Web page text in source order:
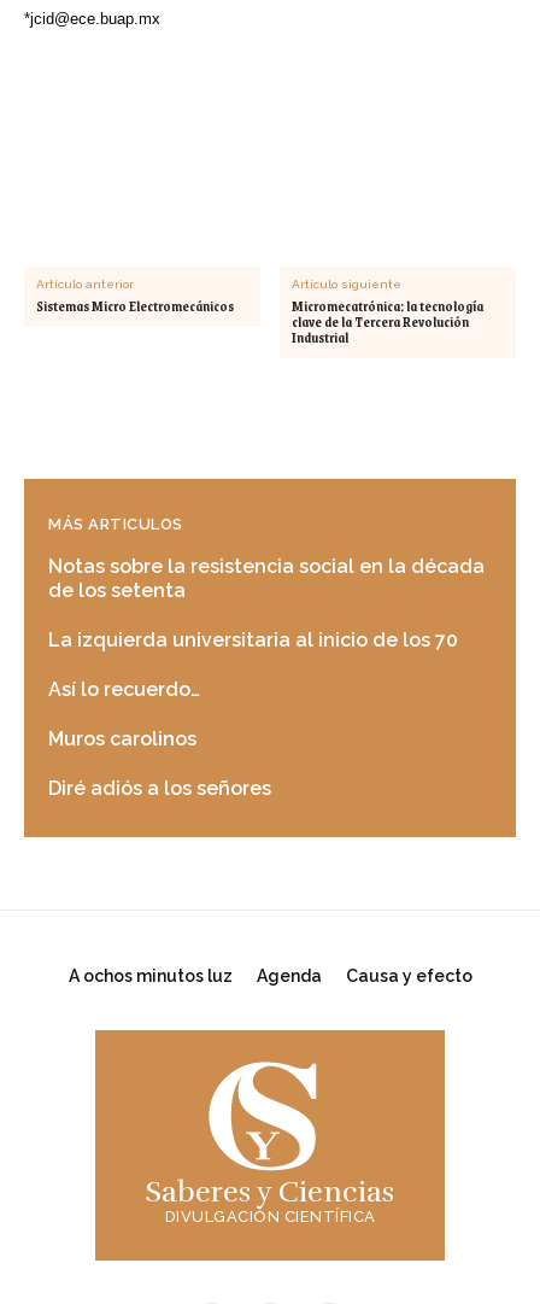
*jcid@ece.buap.mx
Artículo anterior
Sistemas Micro Electromecánicos
Artículo siguiente
Micromecatrónica: la tecnología
clave de la Tercera Revolución
Industrial
MÁS ARTICULOS
Notas sobre la resistencia social en la década
de los setenta
La izquierda universitaria al inicio de los 70
Así lo recuerdo…
Muros carolinos
Diré adiós a los señores
A ochos minutos luz Agenda Causa y efecto
Saberes y Ciencias
DIVULGACIÓN CIENTÍFICA